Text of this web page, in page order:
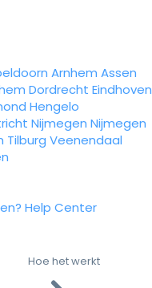
Arnhem Assen
Dordrecht Eindhoven
Hengelo
Nijmegen Nijmegen
Tilburg Veenendaal
Help Center
Hoe het werkt